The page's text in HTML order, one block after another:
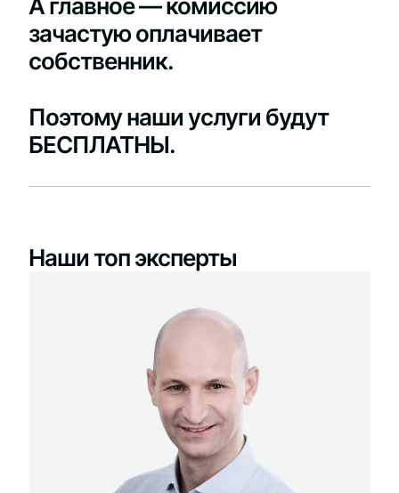
А главное — комиссию
зачастую оплачивает
собственник.
Поэтому наши услуги будут
БЕСПЛАТНЫ.
Наши топ эксперты